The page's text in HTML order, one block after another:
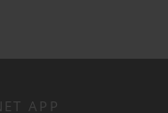
APP